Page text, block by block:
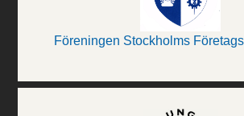
Föreningen Stockholms